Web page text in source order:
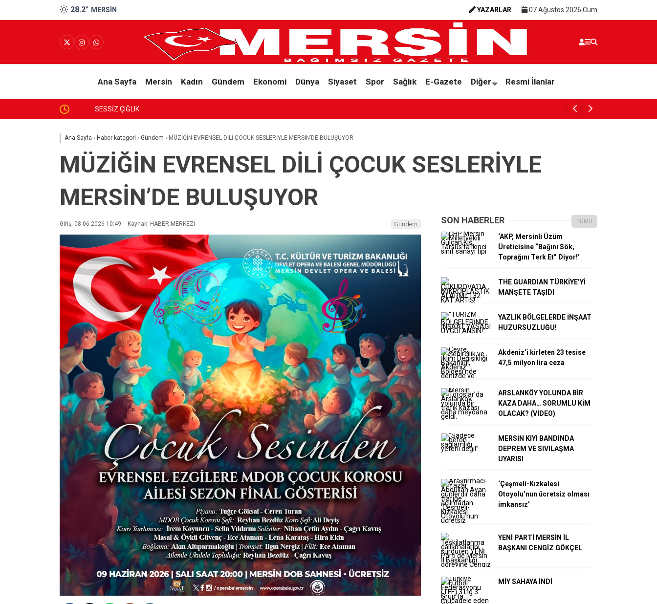
28.2° MERSIN YAZARLAR 07 Ağustos 2026 Cum
Ana Sayfa Mersin Kadın Gündem Ekonomi Dünya Siyaset Spor Sağlık E-Gazete Diğer Resmi İlanlar
SESSİZ ÇIĞLIK PARANIN RENGİ İNSANIN ÜZERİNE
Ana Sayfa › Haber kategori › Gündem › MÜZİĞİN EVRENSEL DİLİ ÇOCUK SESLERİYLE MERSİN’DE BULUŞUYOR
MÜZİĞİN EVRENSEL DİLİ ÇOCUK SESLERİYLE
MERSİN’DE BULUŞUYOR
Giriş: 08-06-2026 10:49 Kaynak: HABER MERKEZI Gündem SON HABERLER TÜMÜ
‘AKP, Mersinli Üzüm
Üreticisine “Bağını Sök,
Toprağını Terk Et” Diyor!’
THE GUARDIAN TÜRKİYE’Yİ
MANŞETE TAŞIDI
YAZLIK BÖLGELERDE İNŞAAT
HUZURSUZLUĞU!
Akdeniz’i kirleten 23 tesise
47,5 milyon lira ceza
ARSLANKÖY YOLUNDA BİR
KAZA DAHA… SORUMLU KİM
OLACAK? (VİDEO)
MERSİN KIYI BANDINDA
DEPREM VE SIVILAŞMA
UYARISI
‘Çeşmeli-Kızkalesi
Otoyolu’nun ücretsiz olması
imkansız’
YENİ PARTİ MERSİN İL
BAŞKANI CENGİZ GÖKÇEL
MİY SAHAYA İNDİ